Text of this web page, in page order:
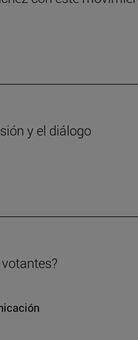
y el diálogo